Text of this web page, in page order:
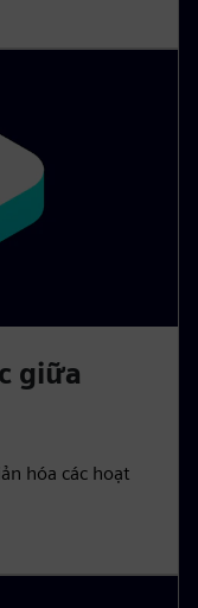
giữa
hóa các hoạt